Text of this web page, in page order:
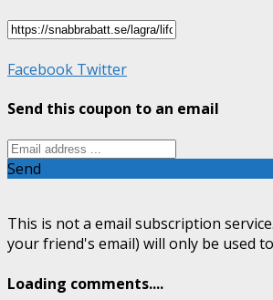
Facebook Twitter
Send this coupon to an email
Send
This is not a email subscription
your friend's email) will only be used
Loading comments....